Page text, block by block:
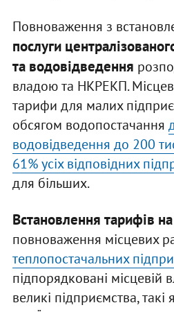
Повноваження з
послуги
та водовідведення
владою та НКРЕКП.
тарифи для малих
обсягом водопостачання
водовідведення до 200
61% усіх відповідних
для більших.
Встановлення тарифів
повноваження місцевих
теплопостачальних
підпорядковані місцевій
великі підприємства, такі